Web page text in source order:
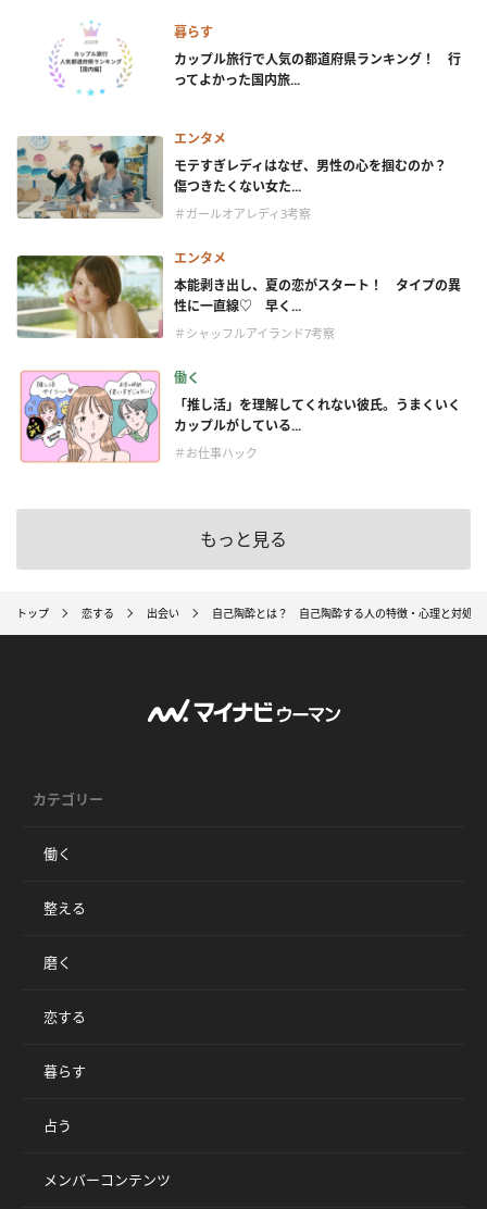
暮らす
カップル旅行で人気の都道府県ランキング！ 行
ってよかった国内旅...
エンタメ
モテすぎレディはなぜ、男性の心を掴むのか？
傷つきたくない女た...
＃ガールオアレディ3考察
エンタメ
本能剥き出し、夏の恋がスタート！ タイプの異
性に一直線♡ 早く...
＃シャッフルアイランド7考察
働く
「推し活」を理解してくれない彼氏。うまくいく
カップルがしている...
＃お仕事ハック
もっと見る
トップ 恋する 出会い 自己陶酔とは？ 自己陶酔する人の特徴・心理と対処法
カテゴリー
働く
整える
磨く
恋する
暮らす
占う
メンバーコンテンツ